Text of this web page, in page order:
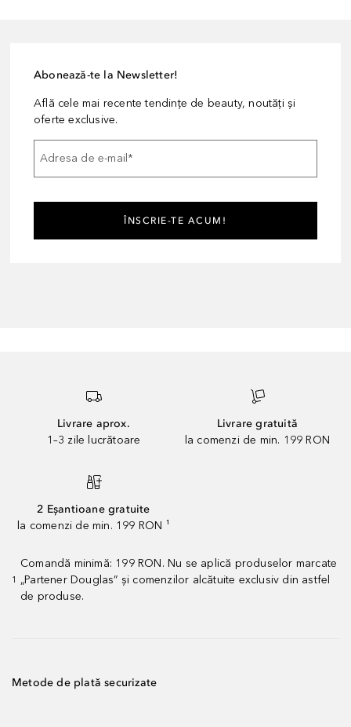
Abonează-te la Newsletter!
Află cele mai recente tendințe de beauty, noutăți și
oferte exclusive.
Adresa de e-mail*
ÎNSCRIE-TE ACUM!
Livrare aprox.
1–3 zile lucrătoare
Livrare gratuită
la comenzi de min. 199 RON
2 Eșantioane gratuite
la comenzi de min. 199 RON ¹
1
Comandă minimă: 199 RON. Nu se aplică produselor marcate
„Partener Douglas” și comenzilor alcătuite exclusiv din astfel
de produse.
Metode de plată securizate